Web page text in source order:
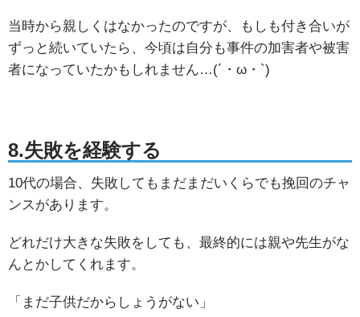
当時から親しくはなかったのですが、もしも付き合いが
ずっと続いていたら、今頃は自分も事件の加害者や被害
者になっていたかもしれません…(´・ω・`)
8.失敗を経験する
10代の場合、失敗してもまだまだいくらでも挽回のチャ
ンスがあります。
どれだけ大きな失敗をしても、最終的には親や先生がな
んとかしてくれます。
「まだ子供だからしょうがない」